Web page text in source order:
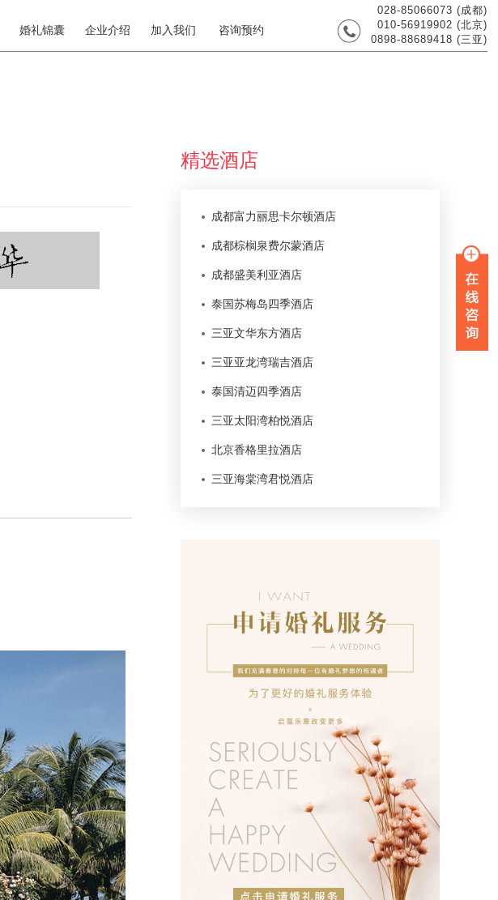
婚礼锦囊 企业介绍 加入我们 咨询预约
028-85066073 (成都)
010-56919902 (北京)
0898-88689418 (三亚)
精选酒店
成都富力丽思卡尔顿酒店
成都棕榈泉费尔蒙酒店
成都盛美利亚酒店
泰国苏梅岛四季酒店
三亚文华东方酒店
三亚亚龙湾瑞吉酒店
泰国清迈四季酒店
三亚太阳湾柏悦酒店
北京香格里拉酒店
三亚海棠湾君悦酒店